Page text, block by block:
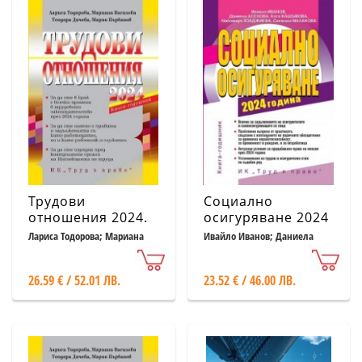
Трудови
отношения 2024.
Книга-годишник +
Лариса Тодорова; Мариана
Василева; Теодора Дичева
26.59 € / 52.01 ЛВ.
Социално
осигуряване 2024
година. Книга-
Ивайло Иванов; Даниела
23.52 € / 46.00 ЛВ.